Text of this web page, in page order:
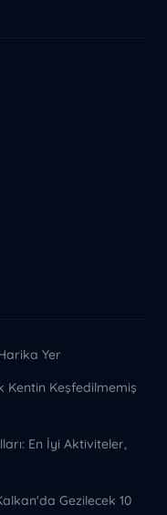
Yer
Kentin Keşfedilmemiş
En İyi Aktiviteler,
Gezilecek 10